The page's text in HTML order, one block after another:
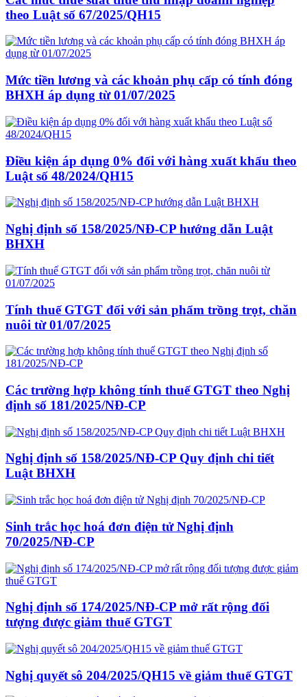
theo Luật số 67/2025/QH15
Mức tiền lương và các khoản phụ cấp có tính đóng
BHXH áp dụng từ 01/07/2025
Điều kiện áp dụng 0% đối với hàng xuất khẩu theo
Luật số 48/2024/QH15
Nghị định số 158/2025/NĐ-CP hướng dẫn Luật
BHXH
Tính thuế GTGT đối với sản phẩm trồng trọt, chăn
nuôi từ 01/07/2025
Các trường hợp không tính thuế GTGT theo Nghị
định số 181/2025/NĐ-CP
Nghị định số 158/2025/NĐ-CP Quy định chi tiết
Luật BHXH
Sinh trắc học hoá đơn điện tử Nghị định
70/2025/NĐ-CP
Nghị định số 174/2025/NĐ-CP mở rất rộng đối
tượng được giảm thuế GTGT
Nghị quyết sô 204/2025/QH15 về giảm thuế GTGT